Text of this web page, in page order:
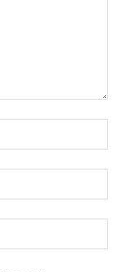
름
:
메
일
사